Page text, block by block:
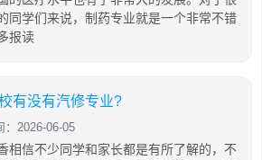
同学们来说，制药专业就是一个非常不错
报读
有没有汽修专业?
：2026-06-05
相信不少同学和家长都是有所了解的，不